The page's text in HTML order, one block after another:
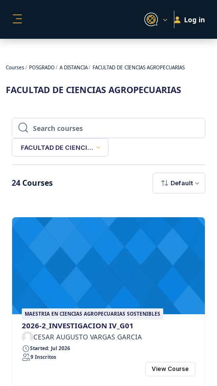
Log in
Courses POSGRADO A DISTANCIA FACULTAD DE CIENCIAS AGROPECUARIAS
FACULTAD DE CIENCIAS AGROPECUARIAS
Search courses
Search courses
FACULTAD DE CIENCIAS AGROPECUARIAS
24 Courses Default
MAESTRIA EN CIENCIAS AGROPECUARIAS SOSTENIBLES
2026-2_INVESTIGACION IV_G01
CESAR AUGUSTO VARGAS GARCIA
Started: Jul 2026
9 Inscritos
View Course